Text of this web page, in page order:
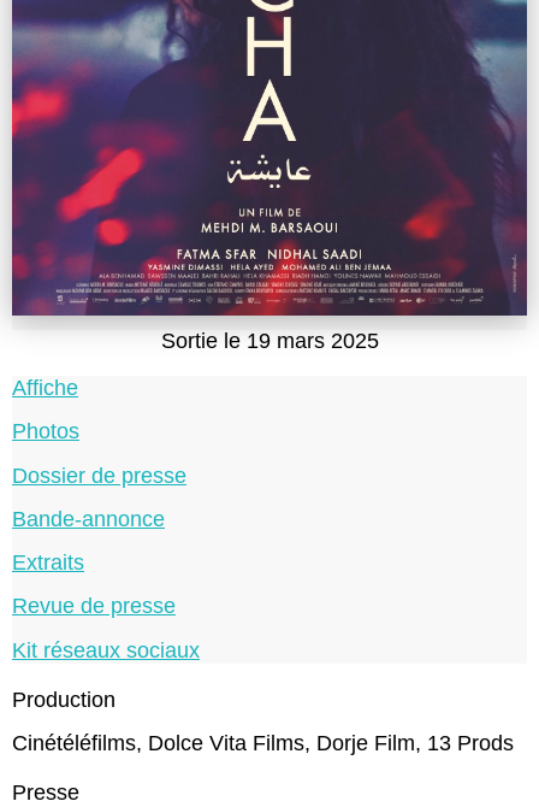
Sortie le 19 mars 2025
Affiche
Photos
Dossier de presse
Bande-annonce
Extraits
Revue de presse
Kit réseaux sociaux
Production
Cinétéléfilms, Dolce Vita Films, Dorje Film, 13 Prods
Presse